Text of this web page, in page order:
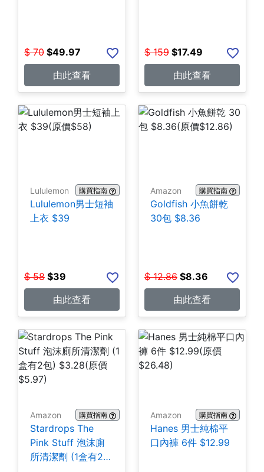
$ 70 $49.97
由此查看
$ 159 $17.49
由此查看
Lululemon 購買指南
Lululemon男士短袖
上衣 $39
$ 58 $39
由此查看
Amazon 購買指南
Goldfish 小魚餅乾
30包 $8.36
$ 12.86 $8.36
由此查看
Amazon 購買指南
Stardrops The
Pink Stuff 泡沫廁
所清潔劑 (1盒有2
Amazon 購買指南
Hanes 男士純棉平
口內褲 6件 $12.99